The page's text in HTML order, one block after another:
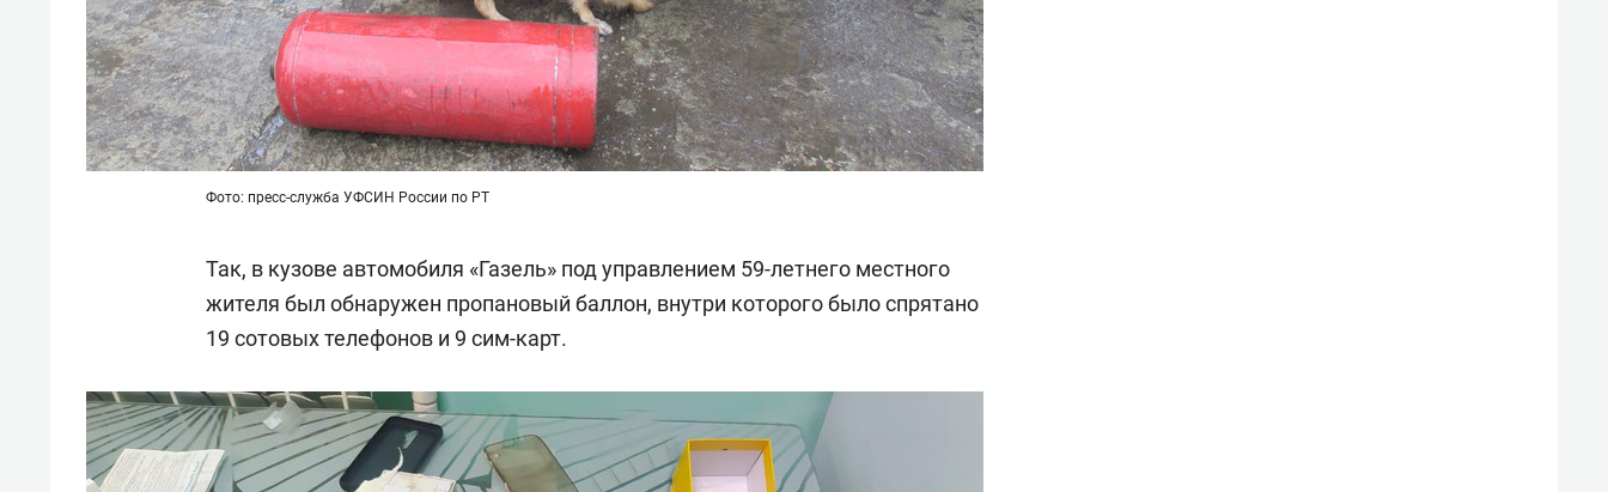
Фото: пресс-служба УФСИН России по РТ
Так, в кузове автомобиля «Газель» под управлением 59-летнего местного
жителя был обнаружен пропановый баллон, внутри которого было спрятано
19 сотовых телефонов и 9 сим-карт.